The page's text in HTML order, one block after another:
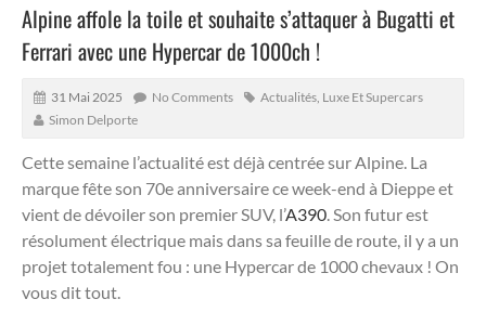
Alpine affole la toile et souhaite s’attaquer à Bugatti et
Ferrari avec une Hypercar de 1000ch !
31 Mai 2025 No Comments Actualités Luxe Et Supercars
Simon Delporte
Cette semaine l’actualité est déjà centrée sur Alpine. La
marque fête son 70e anniversaire ce week-end à Dieppe et
vient de dévoiler son premier SUV, l’A390. Son futur est
résolument électrique mais dans sa feuille de route, il y a un
projet totalement fou : une Hypercar de 1000 chevaux ! On
vous dit tout.